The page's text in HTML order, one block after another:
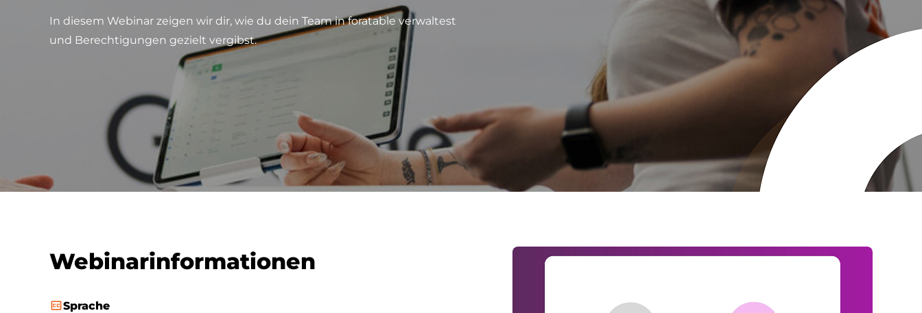
In diesem Webinar zeigen wir dir, wie du dein Team in foratable verwaltest
und Berechtigungen gezielt vergibst.
Webinarinformationen
Sprache